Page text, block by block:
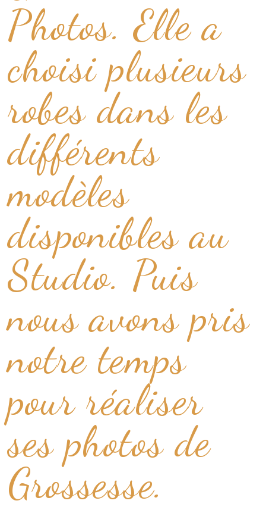
Photos. Elle a
choisi plusieurs
robes dans les
différents
modèles
disponibles au
Studio. Puis
nous avons pris
notre temps
pour réaliser
ses photos de
Grossesse.